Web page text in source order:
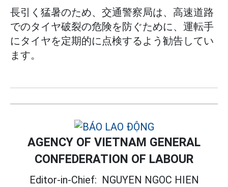
長引く猛暑のため、交通警察局は、高速道路
でのタイヤ破裂の危険を防ぐために、運転手
にタイヤを定期的に点検するよう勧告してい
ます。
AGENCY OF VIETNAM GENERAL
CONFEDERATION OF LABOUR
Editor-in-Chief: NGUYEN NGOC HIEN